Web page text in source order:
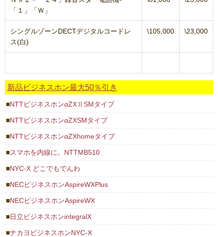
「１」「Ｗ」
シングルゾーンDECTデジタルコードレ
ス(白)
\105,000 \23,000
新品ビジネスホン最大50％引き
NTTビジネスホンαZXⅡSMタイプ
NTTビジネスホンαZXSMタイプ
NTTビジネスホンαZXhomeタイプ
スマホを内線に。NTTMB510
NYC-X どこでもでんわ
NECビジネスホンAspireWXPlus
NECビジネスホンAspireWX
日立ビジネスホンintegralX
ナカヨビジネスホンNYC-X